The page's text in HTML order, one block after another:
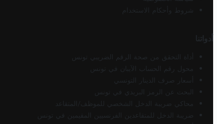
شروط وأحكام الاستخدام
أدواتنا
أداة التحقق من صحة الرقم الضريبي تونس
محول رقم الحساب الآيبان في تونس
أسعار صرف الدينار التونسي
البحث عن الرمز البريدي في تونس
محاكي ضريبة الدخل الشخصي للموظف/المتقاعد
ضريبة الدخل للمتقاعدين الفرنسيين المقيمين في تونس